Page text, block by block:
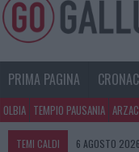
PRIMA PAGINA
OLBIA TEMPIO PAUSANIA
TEMI CALDI 6 AGOSTO 2026